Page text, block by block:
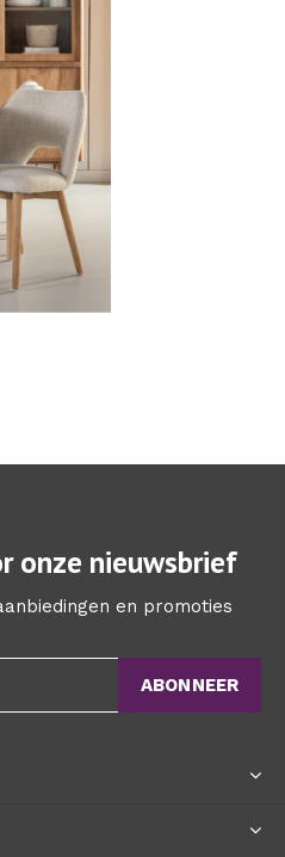
onze nieuwsbrief
en promoties
ABONNEER